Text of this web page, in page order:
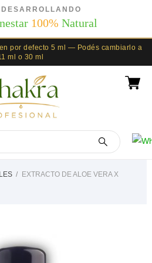
100% Natural
por defecto 5 ml — Podés cambiarlo a
ml o 30 ml
EXTRACTO DE ALOE VERA X